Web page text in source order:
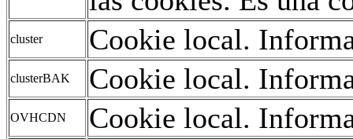
cluster Cookie local.
clusterBAK Cookie local.
OVHCDN Cookie local.